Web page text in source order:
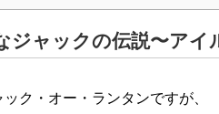
ジャックの伝説〜アイ
ク・オー・ランタンですが、